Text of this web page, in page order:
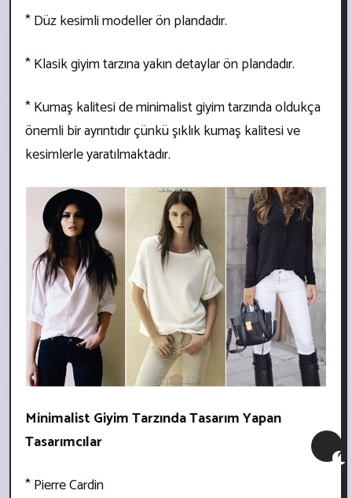
* Düz kesimli modeller ön plandadır.
* Klasik giyim tarzına yakın detaylar ön plandadır.
* Kumaş kalitesi de minimalist giyim tarzında oldukça
önemli bir ayrıntıdır çünkü şıklık kumaş kalitesi ve
kesimlerle yaratılmaktadır.
Minimalist Giyim Tarzında Tasarım Yapan
Tasarımcılar
* Pierre Cardin